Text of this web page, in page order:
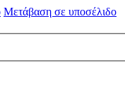
Μετάβαση σε υποσέλιδο